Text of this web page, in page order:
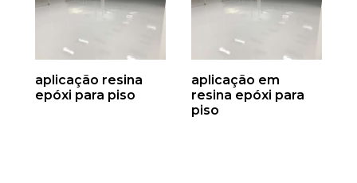
aplicação resina
epóxi para piso
aplicação em
resina epóxi para
piso